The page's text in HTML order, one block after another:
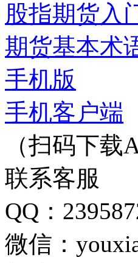
股指期货入
期货基本术
手机版
手机客户端
（扫码下载
联系客服
QQ：
微信：